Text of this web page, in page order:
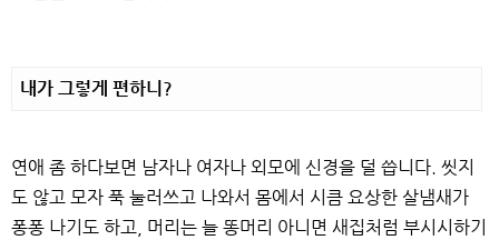
내가 그렇게 편하니?
연애 좀 하다보면 남자나 여자나 외모에 신경을 덜 씁니다. 씻지
도 않고 모자 푹 눌러쓰고 나와서 몸에서 시큼 요상한 살냄새가
퐁퐁 나기도 하고, 머리는 늘 똥머리 아니면 새집처럼 부시시하기